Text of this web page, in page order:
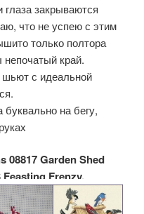
закрываются
что не успею с этим
только полтора
край.
шьют с идеальной
на бегу,
08817 Garden Shed
Frenzy.